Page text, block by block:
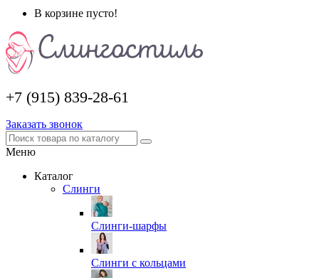
В корзине пусто!
+7 (915) 839-28-61
Заказать звонок
Меню
Каталог
Слинги
Слинги-шарфы
Слинги с кольцами